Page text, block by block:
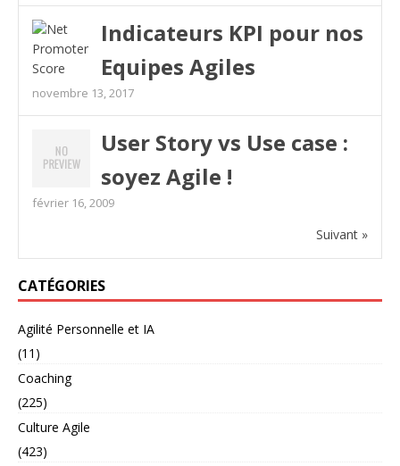
Indicateurs KPI pour nos
Equipes Agiles
novembre 13, 2017
User Story vs Use case :
soyez Agile !
février 16, 2009
Suivant »
CATÉGORIES
Agilité Personnelle et IA
(11)
Coaching
(225)
Culture Agile
(423)